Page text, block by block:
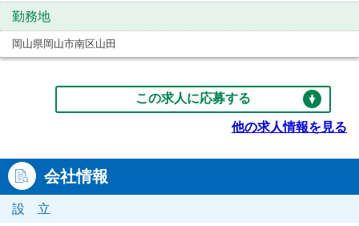
勤務地
岡山県岡山市南区山田
この求人に応募する
他の求人情報を見る
会社情報
設 立